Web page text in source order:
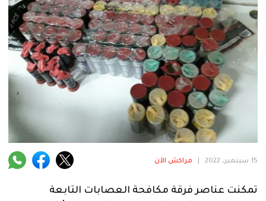
حوادث
دولية
المرأة
آراء 15 سبتمبر، 2022 مراكش الآن
تمكنت عناصر فرقة مكافحة العصابات التابعة